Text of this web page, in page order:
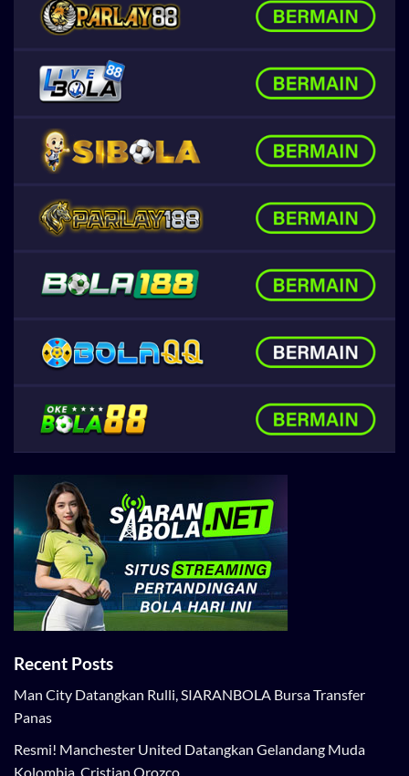
Recent Posts
Man City Datangkan Rulli, SIARANBOLA Bursa Transfer
Panas
Resmi! Manchester United Datangkan Gelandang Muda
Kolombia, Cristian Orozco